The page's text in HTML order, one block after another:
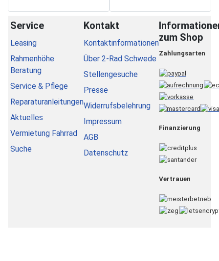
Service
Leasing
Rahmenhöhe
Beratung
Service & Pflege
Reparaturanleitungen
Aktuelles
Vermietung Fahrrad
Suche
Kontakt
Kontaktinformationen
Über 2-Rad Schwede
Stellengesuche
Presse
Widerrufsbelehrung
Impressum
AGB
Datenschutz
zum Shop
Zahlungsarten
Finanzierung
Vertrauen